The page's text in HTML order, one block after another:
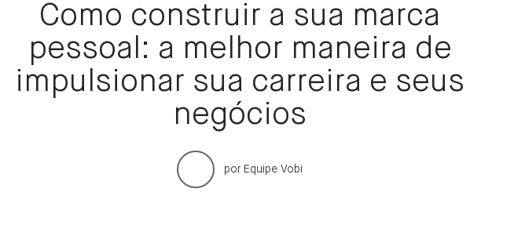
Como construir a sua marca
pessoal: a melhor maneira de
impulsionar sua carreira e seus
negócios
por Equipe Vobi